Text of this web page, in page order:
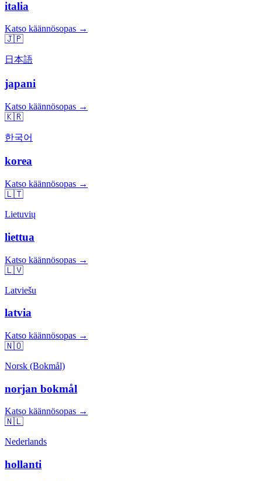
italia
Katso käännösopas →
🇯🇵
日本語
japani
Katso käännösopas →
🇰🇷
한국어
korea
Katso käännösopas →
🇱🇹
Lietuvių
liettua
Katso käännösopas →
🇱🇻
Latviešu
latvia
Katso käännösopas →
🇳🇴
Norsk (Bokmål)
norjan bokmål
Katso käännösopas →
🇳🇱
Nederlands
hollanti